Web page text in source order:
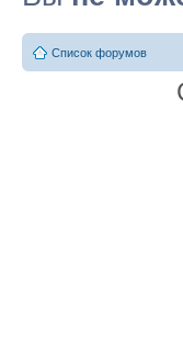
Список форумов